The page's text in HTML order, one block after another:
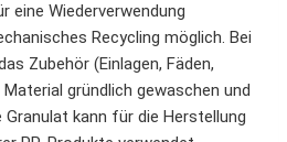
eine Wiederverwendung
Recycling möglich. Bei
Zubehör (Einlagen, Fäden,
gründlich gewaschen und
Granulat kann für die Herstellung